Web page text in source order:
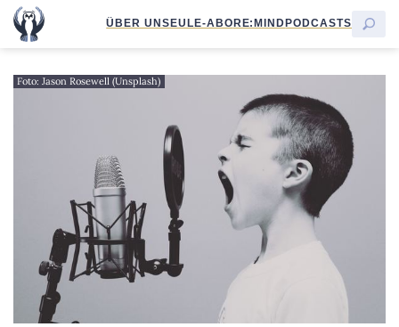
ÜBER UNSEULE-ABORE:MINDPODCASTS
Foto: Jason Rosewell (Unsplash)